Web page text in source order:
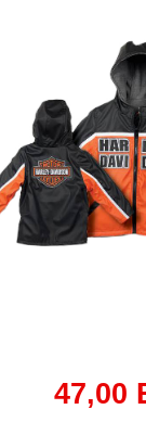
47,00